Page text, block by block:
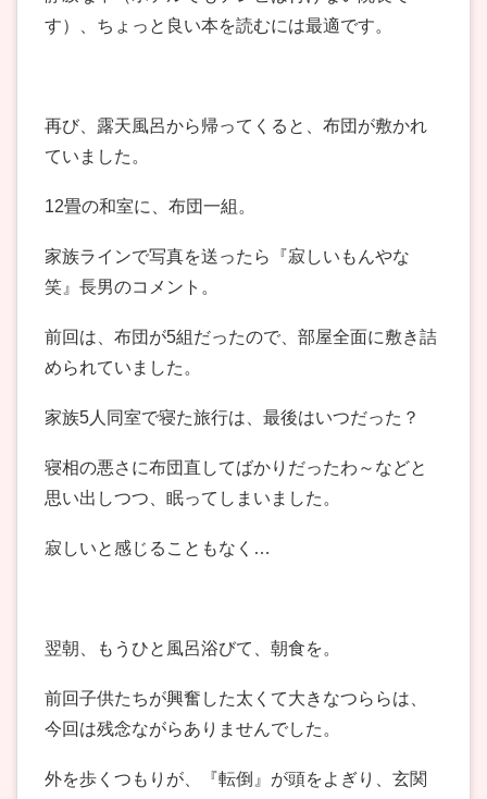
す）、ちょっと良い本を読むには最適です。
再び、露天風呂から帰ってくると、布団が敷かれ
ていました。
12畳の和室に、布団一組。
家族ラインで写真を送ったら『寂しいもんやな
笑』長男のコメント。
前回は、布団が5組だったので、部屋全面に敷き詰
められていました。
家族5人同室で寝た旅行は、最後はいつだった？
寝相の悪さに布団直してばかりだったわ～などと
思い出しつつ、眠ってしまいました。
寂しいと感じることもなく…
翌朝、もうひと風呂浴びて、朝食を。
前回子供たちが興奮した太くて大きなつららは、
今回は残念ながらありませんでした。
外を歩くつもりが、『転倒』が頭をよぎり、玄関